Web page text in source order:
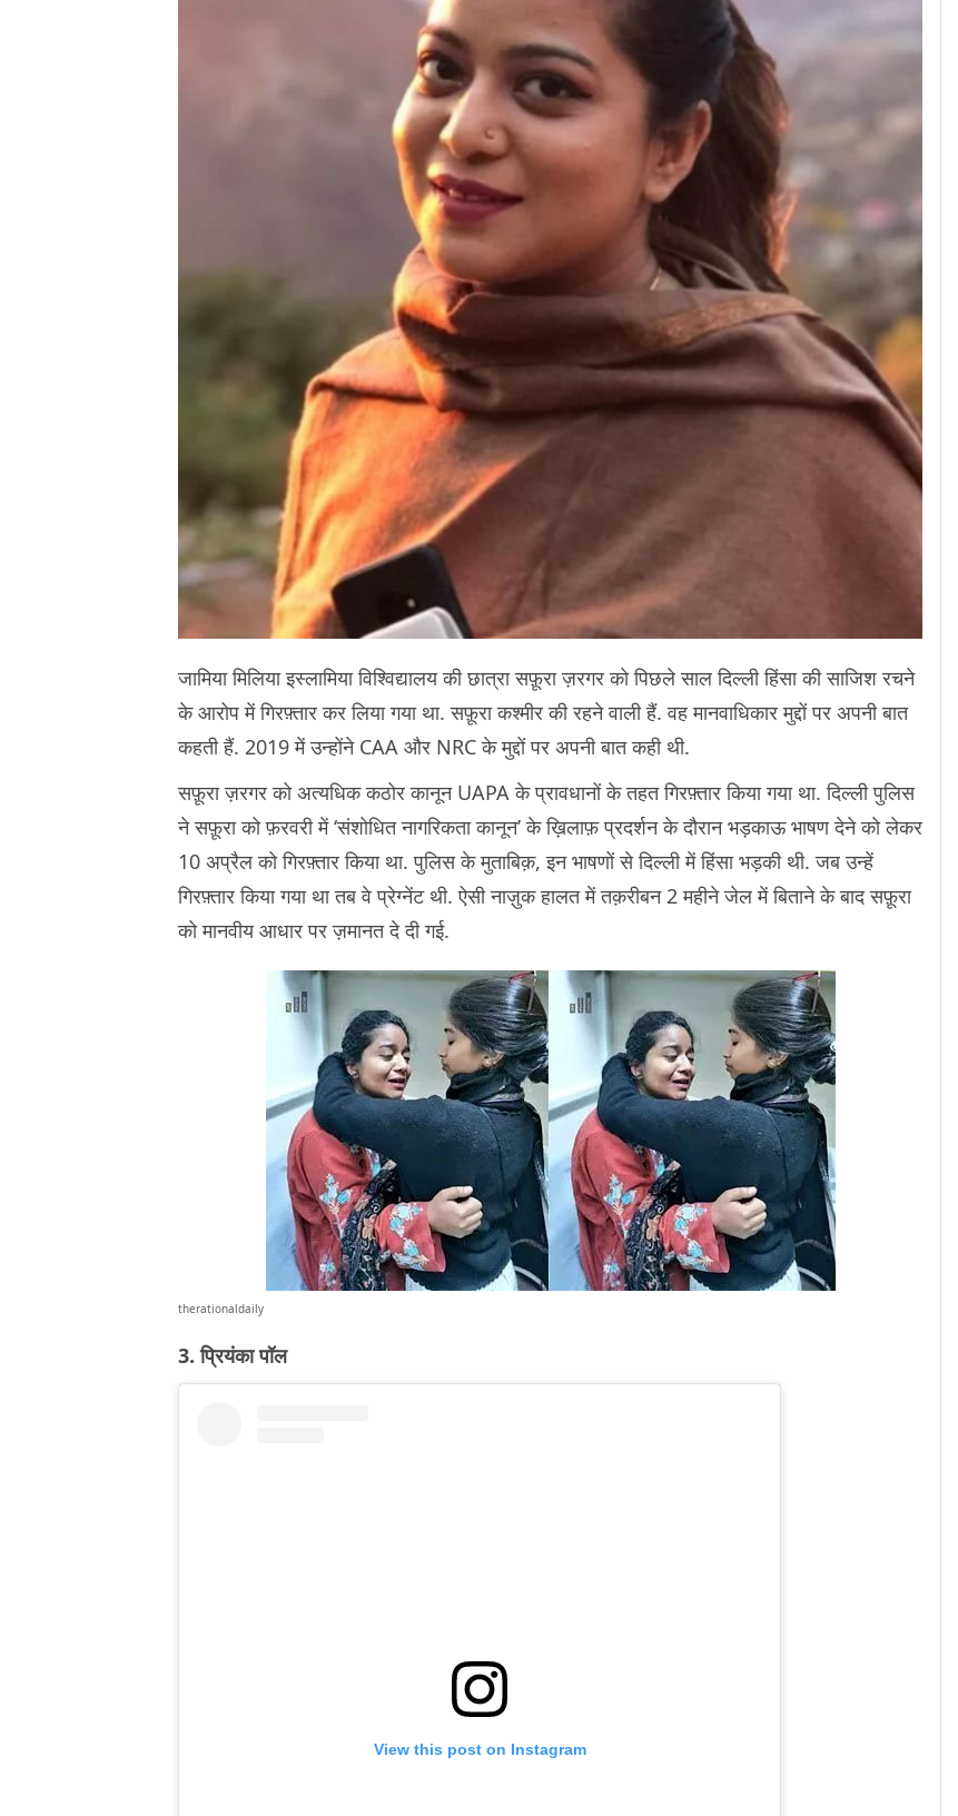
जामिया मिलिया इस्‍लामिया विश्‍विद्यालय की छात्रा सफ़ूरा ज़रगर को पिछले साल दिल्‍ली हिंसा की साजिश रचने
के आरोप में गिरफ़्तार कर लिया गया था. सफ़ूरा कश्मीर की रहने वाली हैं. वह मानवाधिकार मुद्दों पर अपनी बात
कहती हैं. 2019 में उन्होंने CAA और NRC के मुद्दों पर अपनी बात कही थी.
सफ़ूरा ज़रगर को अत्‍यधिक कठोर कानून UAPA के प्रावधानों के तहत गिरफ़्तार किया गया था. दिल्ली पुलिस
ने सफ़ूरा को फ़रवरी में ‘संशोधित नागरिकता कानून’ के ख़िलाफ़ प्रदर्शन के दौरान भड़काऊ भाषण देने को लेकर
10 अप्रैल को गिरफ़्तार किया था. पुलिस के मुताबिक़, इन भाषणों से दिल्ली में हिंसा भड़की थी. जब उन्हें
गिरफ़्तार किया गया था तब वे प्रेग्नेंट थी. ऐसी नाज़ुक हालत में तक़रीबन 2 महीने जेल में बिताने के बाद सफ़ूरा
को मानवीय आधार पर ज़मानत दे दी गई.
therationaldaily
3. प्रियंका पॉल
View this post on Instagram